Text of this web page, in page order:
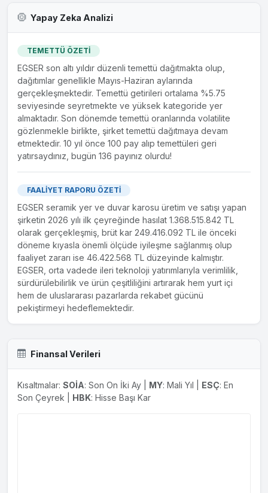
Yapay Zeka Analizi
TEMETTÜ ÖZETİ
EGSER son altı yıldır düzenli temettü dağıtmakta olup,
dağıtımlar genellikle Mayıs-Haziran aylarında
gerçekleşmektedir. Temettü getirileri ortalama %5.75
seviyesinde seyretmekte ve yüksek kategoride yer
almaktadır. Son dönemde temettü oranlarında volatilite
gözlenmekle birlikte, şirket temettü dağıtmaya devam
etmektedir. 10 yıl önce 100 pay alıp temettüleri geri
yatırsaydınız, bugün 136 payınız olurdu!
FAALİYET RAPORU ÖZETİ
EGSER seramik yer ve duvar karosu üretim ve satışı yapan
şirketin 2026 yılı ilk çeyreğinde hasılat 1.368.515.842 TL
olarak gerçekleşmiş, brüt kar 249.416.092 TL ile önceki
döneme kıyasla önemli ölçüde iyileşme sağlanmış olup
faaliyet zararı ise 46.422.568 TL düzeyinde kalmıştır.
EGSER, orta vadede ileri teknoloji yatırımlarıyla verimlilik,
sürdürülebilirlik ve ürün çeşitliliğini artırarak hem yurt içi
hem de uluslararası pazarlarda rekabet gücünü
pekiştirmeyi hedeflemektedir.
Finansal Verileri
Kısaltmalar: SOİA: Son On İki Ay | MY: Mali Yıl | ESÇ: En
Son Çeyrek | HBK: Hisse Başı Kar